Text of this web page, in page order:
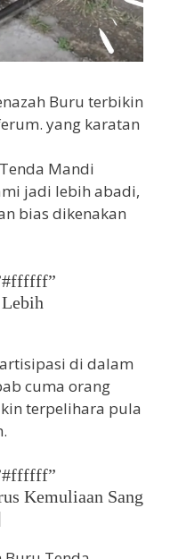
Buru terbikin
yang karatan
Mandi
jadi lebih abadi,
bias dikenakan
di dalam
cuma orang
terpelihara pula
Kemuliaan Sang